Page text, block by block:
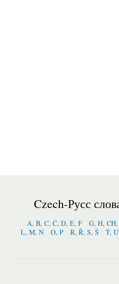
Czech-Русс
A, B, C, Č, D, E, F
G, H,
L, M, N
O, P R, Ř, S, Š T,